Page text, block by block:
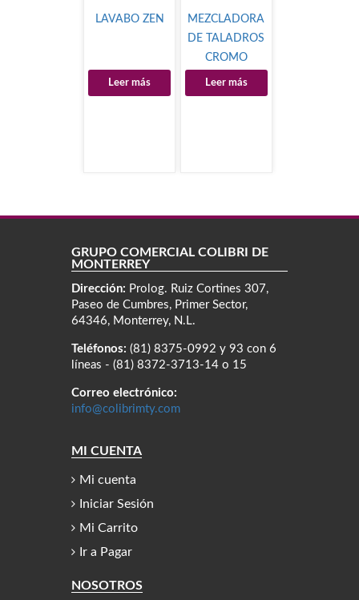
LAVABO ZEN
Leer más
MEZCLADORA
DE TALADROS
CROMO
Leer más
GRUPO COMERCIAL COLIBRÍ DE
MONTERREY
Dirección: Prolog. Ruiz Cortines 307,
Paseo de Cumbres, Primer Sector,
64346, Monterrey, N.L.
Teléfonos: (81) 8375-0992 y 93 con 6
líneas - (81) 8372-3713-14 o 15
Correo electrónico:
info@colibrimty.com
MI CUENTA
Mi cuenta
Iniciar Sesión
Mi Carrito
Ir a Pagar
NOSOTROS